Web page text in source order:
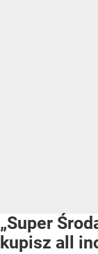
„Super
kupisz all